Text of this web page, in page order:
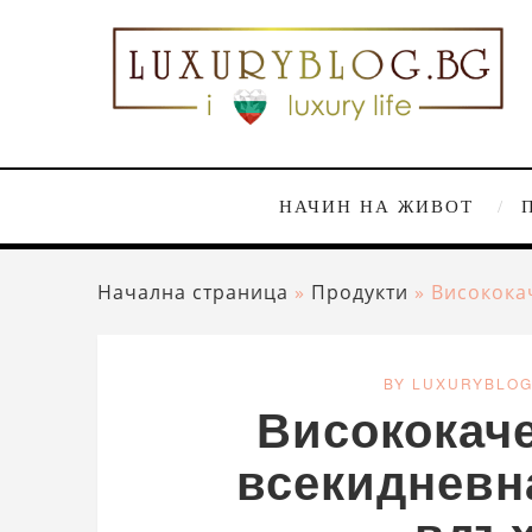
НАЧИН НА ЖИВОТ
Начална страница » Продукти »
BY LUXURYBLOG